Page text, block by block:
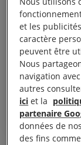
J’ai
la
Un jeune
et les
caractère
peuvent être
Nous
navigation
autres
ici et la
partenaire
données de
des fins